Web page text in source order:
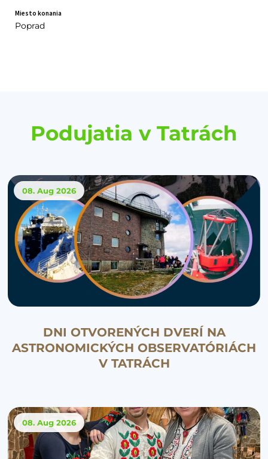
Miesto konania
Poprad
Podujatia v Tatrách
08. Aug 2026
DNI OTVORENÝCH DVERÍ NA
ASTRONOMICKÝCH OBSERVATÓRIÁCH
V TATRÁCH
08. Aug 2026